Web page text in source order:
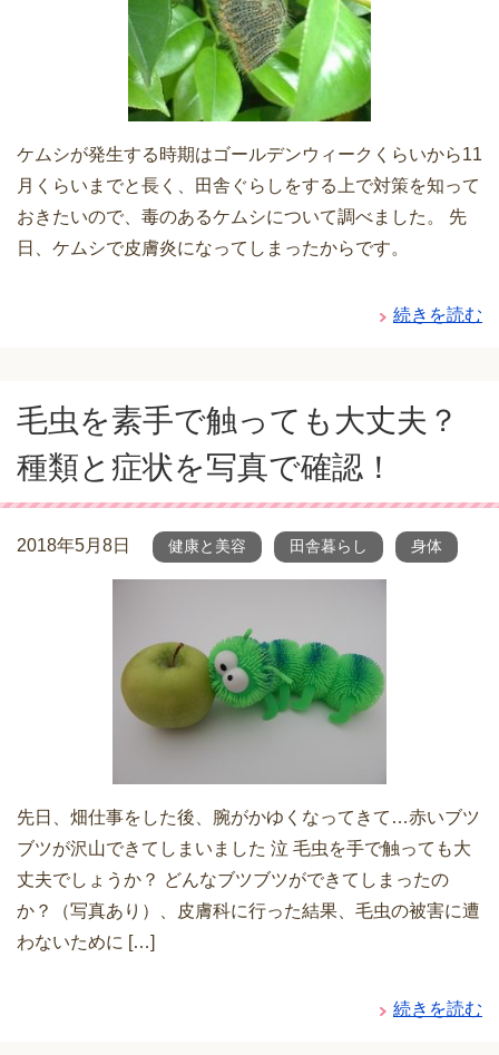
ケムシが発生する時期はゴールデンウィークくらいから11
月くらいまでと長く、田舎ぐらしをする上で対策を知って
おきたいので、毒のあるケムシについて調べました。 先
日、ケムシで皮膚炎になってしまったからです。
続きを読む
毛虫を素手で触っても大丈夫？
種類と症状を写真で確認！
2018年5月8日 健康と美容 田舎暮らし 身体
先日、畑仕事をした後、腕がかゆくなってきて…赤いブツ
ブツが沢山できてしまいました 泣 毛虫を手で触っても大
丈夫でしょうか？ どんなブツブツができてしまったの
か？（写真あり）、皮膚科に行った結果、毛虫の被害に遭
わないために […]
続きを読む